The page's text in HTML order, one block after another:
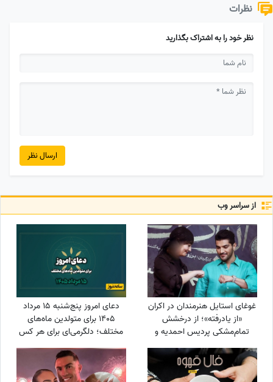
نظرات
نظر خود را به اشتراک بگذارید
ارسال نظر
از سراسر وب
غوغای استایل هنرمندان در اکران
«از یادرفته»؛ از درخشش
تمام‌مشکی پردیس احمدیه و
سینا مهراد و مجید مظفری
دعای امروز پنج‌شنبه 15 مرداد
1405 برای متولدین ماه‌های
مختلف؛ دلگرمی‌ای برای هر کس
مانده است